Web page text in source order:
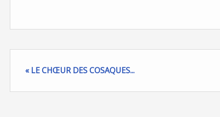
« LE CHŒUR DES COSAQUES...